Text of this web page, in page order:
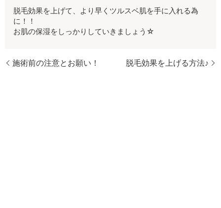
脱毛効果を上げて、より早くツルスベ肌を手に入れる為
に！！
お肌の保湿をしっかりしていきましょう☆
施術前の注意とお願い！ 脱毛効果を上げる方法♪